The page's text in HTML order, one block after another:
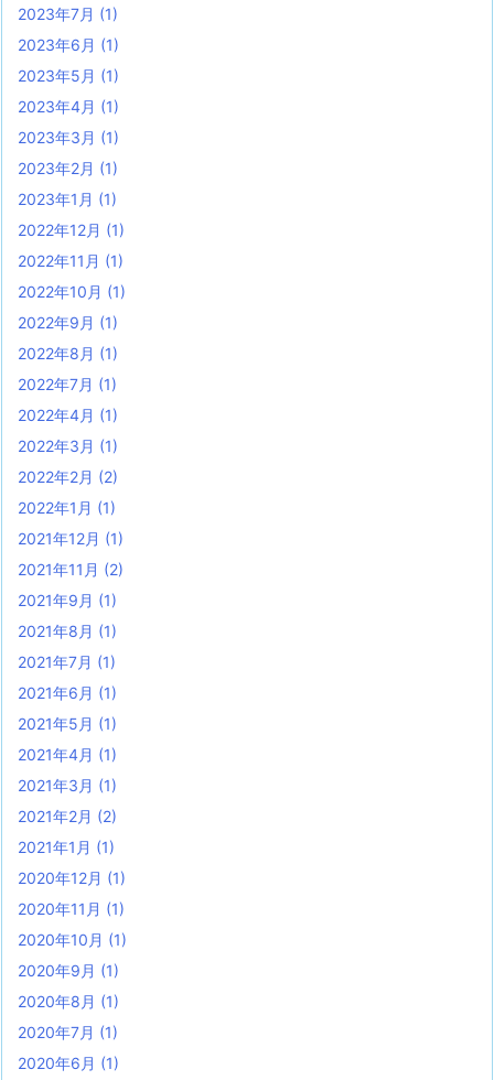
2023年7月 (1)
2023年6月 (1)
2023年5月 (1)
2023年4月 (1)
2023年3月 (1)
2023年2月 (1)
2023年1月 (1)
2022年12月 (1)
2022年11月 (1)
2022年10月 (1)
2022年9月 (1)
2022年8月 (1)
2022年7月 (1)
2022年4月 (1)
2022年3月 (1)
2022年2月 (2)
2022年1月 (1)
2021年12月 (1)
2021年11月 (2)
2021年9月 (1)
2021年8月 (1)
2021年7月 (1)
2021年6月 (1)
2021年5月 (1)
2021年4月 (1)
2021年3月 (1)
2021年2月 (2)
2021年1月 (1)
2020年12月 (1)
2020年11月 (1)
2020年10月 (1)
2020年9月 (1)
2020年8月 (1)
2020年7月 (1)
2020年6月 (1)